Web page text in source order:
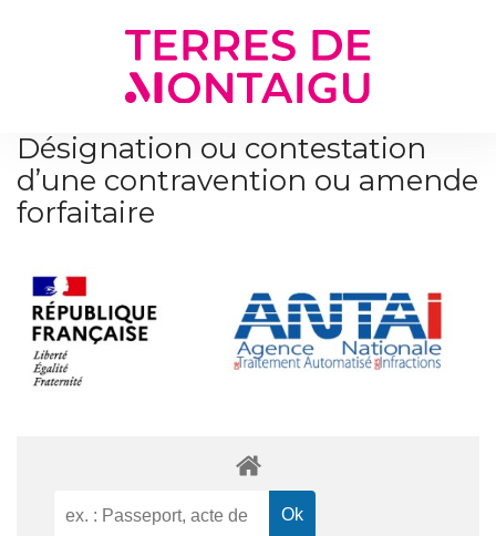
Désignation ou contestation
d’une contravention ou amende
forfaitaire